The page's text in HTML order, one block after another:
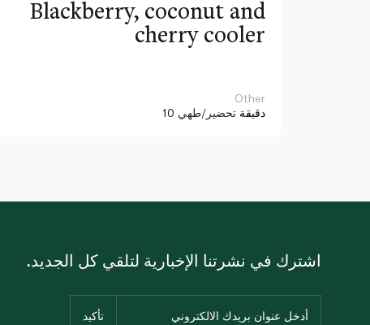
Blackberry, coconut and
cherry cooler
Other
10 دقيقة تحضير/طهي
اشترك في نشرتنا الإخبارية لتلقي كل الجديد.